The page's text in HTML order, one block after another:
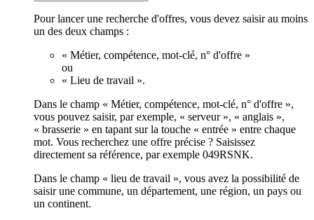
Pour lancer une recherche d'offres, vous devez saisir au moins
un des deux champs :
« Métier, compétence, mot-clé, n° d'offre »
ou
« Lieu de travail ».
Dans le champ « Métier, compétence, mot-clé, n° d'offre »,
vous pouvez saisir, par exemple, « serveur », « anglais »,
« brasserie » en tapant sur la touche « entrée » entre chaque
mot. Vous recherchez une offre précise ? Saisissez
directement sa référence, par exemple 049RSNK.
Dans le champ « lieu de travail », vous avez la possibilité de
saisir une commune, un département, une région, un pays ou
un continent.